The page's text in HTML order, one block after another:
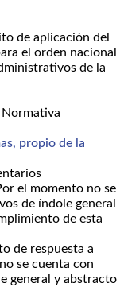
de aplicación del
el orden nacional
de la
propio de la
el momento no se
de índole general
de esta
de respuesta a
se cuenta con
general y abstracto